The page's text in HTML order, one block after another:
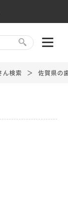
ん検索 佐賀県の